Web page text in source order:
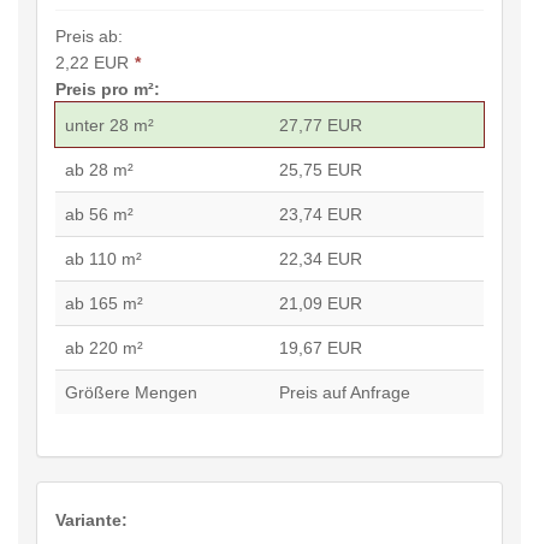
Preis ab:
2,22 EUR *
Preis pro m²:
unter 28 m²
27,77 EUR
ab 28 m² 25,75 EUR
ab 56 m² 23,74 EUR
ab 110 m² 22,34 EUR
ab 165 m² 21,09 EUR
ab 220 m² 19,67 EUR
Größere Mengen Preis auf Anfrage
Variante: